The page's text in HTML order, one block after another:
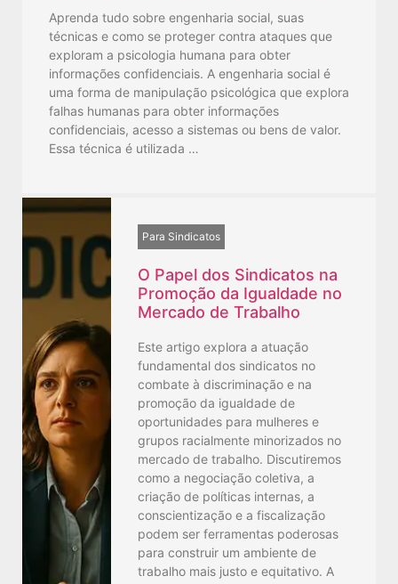
Aprenda tudo sobre engenharia social, suas
técnicas e como se proteger contra ataques que
exploram a psicologia humana para obter
informações confidenciais. A engenharia social é
uma forma de manipulação psicológica que explora
falhas humanas para obter informações
confidenciais, acesso a sistemas ou bens de valor.
Essa técnica é utilizada …
Para Sindicatos
O Papel dos Sindicatos na
Promoção da Igualdade no
Mercado de Trabalho
Este artigo explora a atuação
fundamental dos sindicatos no
combate à discriminação e na
promoção da igualdade de
oportunidades para mulheres e
grupos racialmente minorizados no
mercado de trabalho. Discutiremos
como a negociação coletiva, a
criação de políticas internas, a
conscientização e a fiscalização
podem ser ferramentas poderosas
para construir um ambiente de
trabalho mais justo e equitativo. A